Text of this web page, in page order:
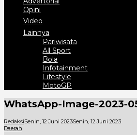
Opini
Video
Lainnya
Pariwisata
All Sport
Bola
Infotainment
Lifestyle
MotoGP
WhatsApp-Image-2023-
RedaksiSenin, 12 Juni 2023Senin, 12 Juni 2023
Daerah